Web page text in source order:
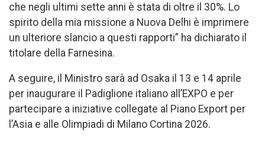
che negli ultimi sette anni è stata di oltre il 30%. Lo
spirito della mia missione a Nuova Delhi è imprimere
un ulteriore slancio a questi rapporti” ha dichiarato il
titolare della Farnesina.
A seguire, il Ministro sarà ad Osaka il 13 e 14 aprile
per inaugurare il Padiglione italiano all’EXPO e per
partecipare a iniziative collegate al Piano Export per
l’Asia e alle Olimpiadi di Milano Cortina 2026.